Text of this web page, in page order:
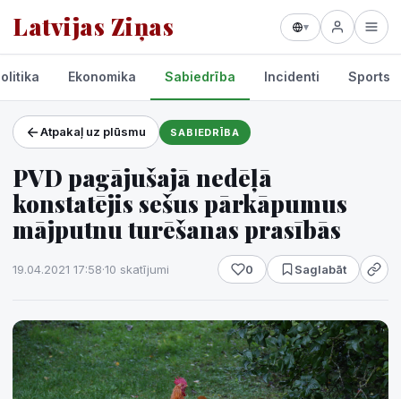
Latvijas Ziņas ▾
Projekti un pakalpojumi
Laikapstākļi
Ekonomika Sabiedrība Incidenti Sports
Atpakaļ uz plūsmu SABIEDRĪBA
PVD pagājušajā nedēļā
konstatējis sešus pārkāpumus
mājputnu turēšanas prasībās
19.04.2021 17:58·10 skatījumi 0 Saglabāt